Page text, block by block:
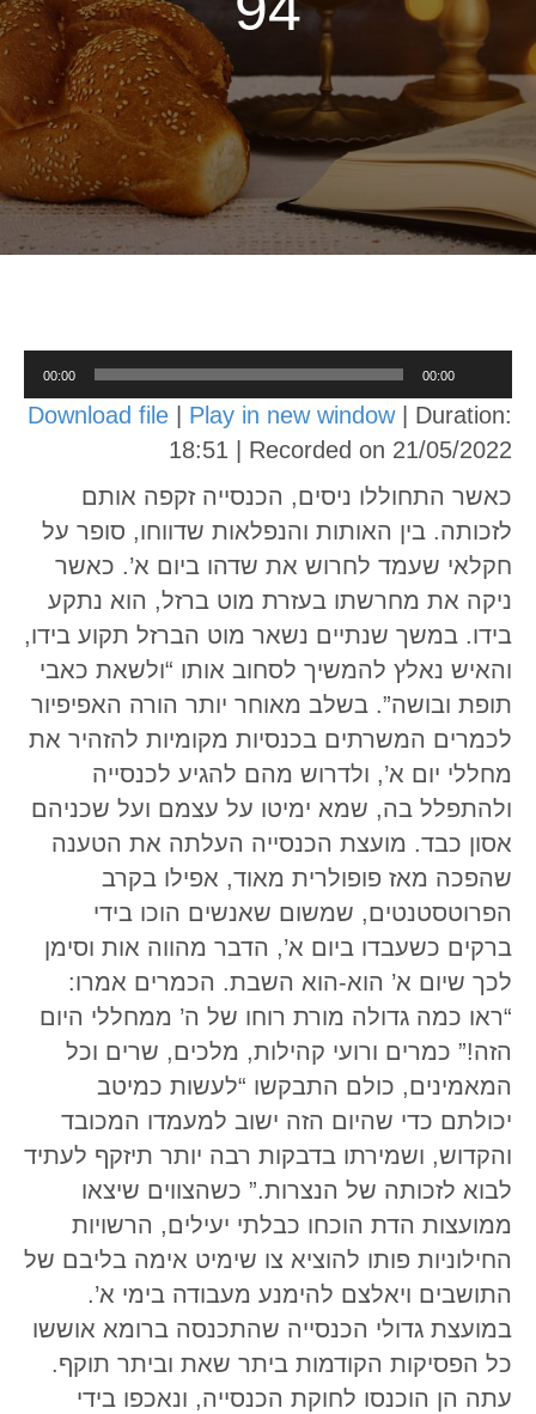
Audio
Player
00:00
00:00
Download file Play in new window| Duration:
18:51
Recorded on 21/05/2022
כאשר התחוללו ניסים, הכנסייה זקפה אותם
לזכותה. בין האותות והנפלאות שדווחו, סופר על
חקלאי שעמד לחרוש את שדהו ביום א’. כאשר
ניקה את מחרשתו בעזרת מוט ברזל, הוא נתקע
בידו. במשך שנתיים נשאר מוט הברזל תקוע בידו,
והאיש נאלץ להמשיך לסחוב אותו “ולשאת כאבי
תופת ובושה”. בשלב מאוחר יותר הורה האפיפיור
לכמרים המשרתים בכנסיות מקומיות להזהיר את
מחללי יום א’, ולדרוש מהם להגיע לכנסייה
ולהתפלל בה, שמא ימיטו על עצמם ועל שכניהם
אסון כבד. מועצת הכנסייה העלתה את הטענה
שהפכה מאז פופולרית מאוד, אפילו בקרב
הפרוטסטנטים, שמשום שאנשים הוכו בידי
ברקים כשעבדו ביום א’, הדבר מהווה אות וסימן
לכך שיום א’ הוא-הוא השבת. הכמרים אמרו:
“ראו כמה גדולה מורת רוחו של ה’ ממחללי היום
הזה!” כמרים ורועי קהילות, מלכים, שרים וכל
המאמינים, כולם התבקשו “לעשות כמיטב
יכולתם כדי שהיום הזה ישוב למעמדו המכובד
והקדוש, ושמירתו בדבקות רבה יותר תיזקף לעתיד
לבוא לזכותה של הנצרות.” כשהצווים שיצאו
ממועצות הדת הוכחו כבלתי יעילים, הרשויות
החילוניות פותו להוציא צו שימיט אימה בליבם של
התושבים ויאלצם להימנע מעבודה בימי א’.
במועצת גדולי הכנסייה שהתכנסה ברומא אוששו
כל הפסיקות הקודמות ביתר שאת וביתר תוקף.
עתה הן הוכנסו לחוקת הכנסייה, ונאכפו בידי